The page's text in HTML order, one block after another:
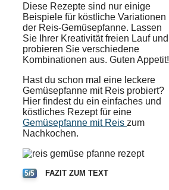
Diese Rezepte sind nur einige
Beispiele für köstliche Variationen
der Reis-Gemüsepfanne. Lassen
Sie Ihrer Kreativität freien Lauf und
probieren Sie verschiedene
Kombinationen aus. Guten Appetit!
Hast du schon mal eine leckere
Gemüsepfanne mit Reis probiert?
Hier findest du ein einfaches und
köstliches Rezept für eine
Gemüsepfanne mit Reis zum
Nachkochen.
5/5 FAZIT ZUM TEXT